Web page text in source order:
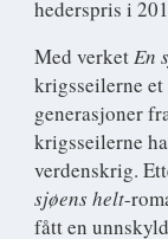
hederspris i
Med verketEn
krigsseilerne
generasjoner
krigsseilerne
verdenskrig.
sjøens helt-
fått en